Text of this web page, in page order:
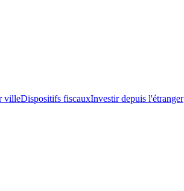
villeDispositifs fiscauxInvestir depuis l'étranger